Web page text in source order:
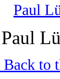
Paul
to